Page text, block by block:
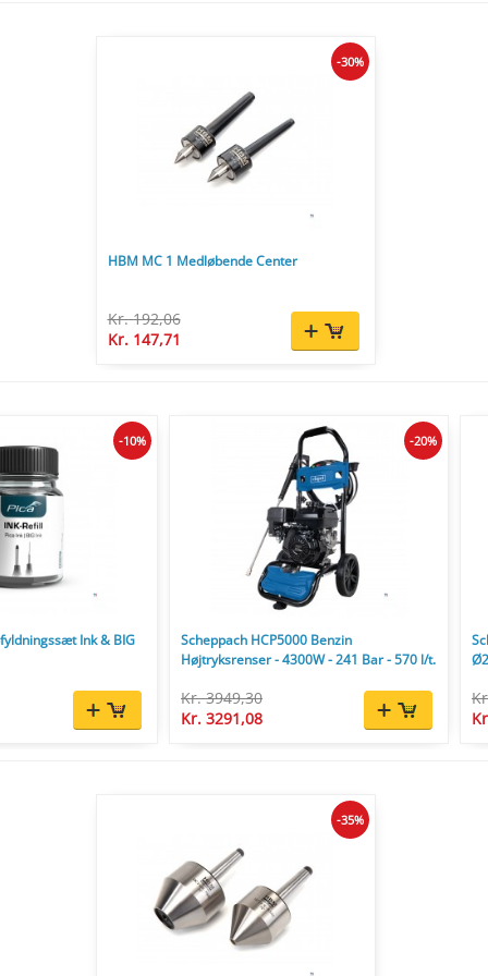
HBM MC 1 Medløbende Center
Kr. 192,06
Kr. 147,71
-30%
Ink & BIG
-10%
Scheppach HCP5000 Benzin
Højtryksrenser - 4300W - 241 Bar - 570 l/t.
Kr. 3949,30
Kr. 3291,08
-20%
-35%